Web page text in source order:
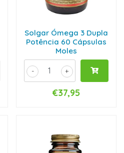
Solgar Ómega 3 Dupla
Potência 60 Cápsulas
Moles
+
-
€37,95